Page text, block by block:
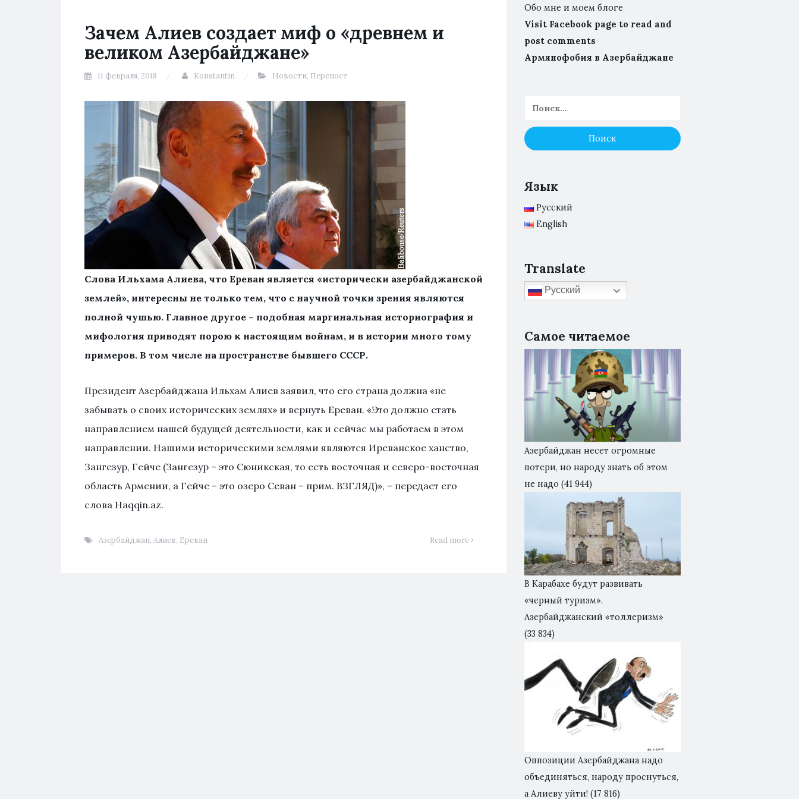
Зачем Алиев создает миф о «древнем и
великом Азербайджане»
11 февраля, 2018 Konstantin Новости, Перепост
Слова Ильхама Алиева, что Ереван является «исторически азербайджанской
землей», интересны не только тем, что с научной точки зрения являются
полной чушью. Главное другое – подобная маргинальная историография и
мифология приводят порою к настоящим войнам, и в истории много тому
примеров. В том числе на пространстве бывшего СССР.
Президент Азербайджана Ильхам Алиев заявил, что его страна должна «не
забывать о своих исторических землях» и вернуть Ереван. «Это должно стать
направлением нашей будущей деятельности, как и сейчас мы работаем в этом
направлении. Нашими историческими землями являются Иреванское ханство,
Зангезур, Гейче (Зангезур – это Сюникская, то есть восточная и северо-восточная
область Армении, а Гейче – это озеро Севан – прим. ВЗГЛЯД)», – передает его
слова Haqqin.az.
Read more
Азербайджан, Алиев, Ереван
Обо мне и моем блоге
Visit Facebook page to read and
post comments
Армянофобия в Азербайджане
Язык
Русский
English
Translate
Русский
Самое читаемое
Азербайджан несет огромные
потери, но народу знать об этом
не надо (41 944)
В Карабахе будут развивать
«черный туризм».
Азербайджанский «толлеризм»
(33 834)
Оппозиции Азербайджана надо
объединяться, народу проснуться,
а Алиеву уйти! (17 816)